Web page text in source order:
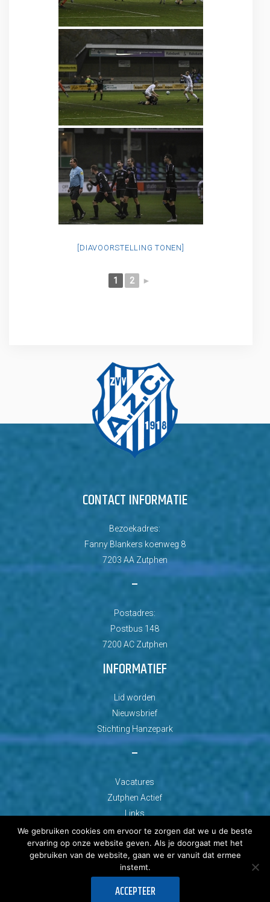
[DIAVOORSTELLING TONEN]
1 2 ►
CONTACT INFORMATIE
Bezoekadres:
Fanny Blankers koenweg 8
7203 AA Zutphen
–
Postadres:
Postbus 148
7200 AC Zutphen
INFORMATIEF
Lid worden
Nieuwsbrief
Stichting Hanzepark
–
Vacatures
Zutphen Actief
Links
© Copyright 2026 AZC Zutphen
Ontwikkeld door: Best4u Group B.V.
We gebruiken cookies om ervoor te zorgen dat we u de beste
ervaring op onze website geven. Als je doorgaat met het
gebruiken van de website, gaan we er vanuit dat ermee
instemt.
ACCEPTEER